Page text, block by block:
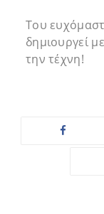
Του
δημιουργεί
την τέχνη!